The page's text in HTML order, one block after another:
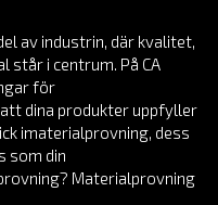
av industrin, där kvalitet,
står i centrum. På CA
för
dina produkter uppfyller
imaterialprovning, dess
som din
Materialprovning